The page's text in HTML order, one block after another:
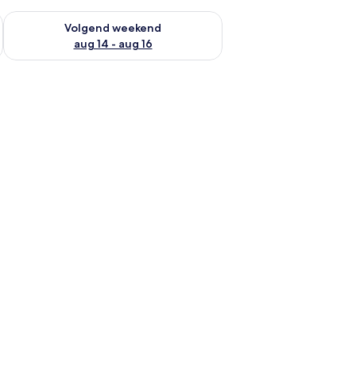
weekend aug 7 - aug 9
Volgend weekend
aug 14 - aug 16
De beschikbaarheid controleren voor volgend weekend aug